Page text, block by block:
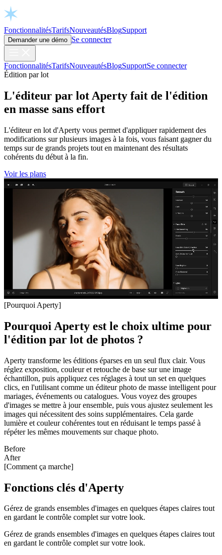
Open chat
FonctionnalitésTarifsNouveautésBlogSupport
Demander une démo Se connecter
FonctionnalitésTarifsNouveautésBlogSupportSe connecter
Édition par lot
L'éditeur par lot Aperty fait de l'édition
en masse sans effort
L'éditeur en lot d'Aperty vous permet d'appliquer rapidement des
modifications sur plusieurs images à la fois, vous faisant gagner du
temps sur de grands projets tout en maintenant des résultats
cohérents du début à la fin.
Voir les plans
[Pourquoi Aperty]
Pourquoi Aperty est le choix ultime pour
l'édition par lot de photos ?
Aperty transforme les éditions éparses en un seul flux clair. Vous
réglez exposition, couleur et retouche de base sur une image
échantillon, puis appliquez ces réglages à tout un set en quelques
clics, en l'utilisant comme un éditeur photo de masse intelligent pour
mariages, événements ou catalogues. Vous voyez des groupes
d'images se mettre à jour ensemble, puis vous ajustez seulement les
images qui nécessitent des soins supplémentaires. Cela garde
lumière et couleur cohérentes tout en réduisant le temps passé à
répéter les mêmes mouvements sur chaque photo.
Before
After
[Comment ça marche]
Fonctions clés d'Aperty
Gérez de grands ensembles d'images en quelques étapes claires tout
en gardant le contrôle complet sur votre look.
Gérez de grands ensembles d'images en quelques étapes claires tout
en gardant le contrôle complet sur votre look.